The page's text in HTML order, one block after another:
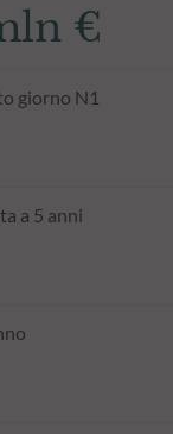
€
giorno N1
a 5 anni